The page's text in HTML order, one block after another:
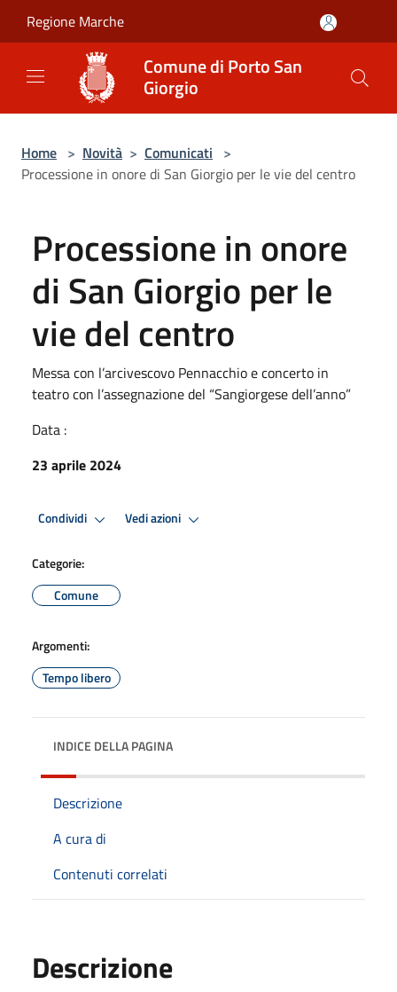
Regione Marche
Comune di Porto San
Giorgio
Home > Novità > Comunicati >
Processione in onore di San Giorgio per le vie del centro
Processione in onore
di San Giorgio per le
vie del centro
Messa con l’arcivescovo Pennacchio e concerto in
teatro con l’assegnazione del “Sangiorgese dell’anno”
Data :
23 aprile 2024
Condividi Vedi azioni
Categorie:
Comune
Argomenti:
Tempo libero
INDICE DELLA PAGINA
Descrizione
A cura di
Contenuti correlati
Descrizione